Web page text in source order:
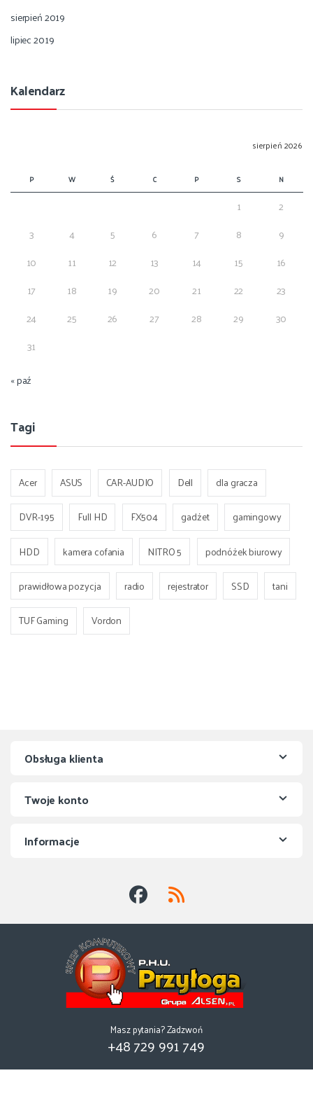
sierpień 2019
lipiec 2019
Kalendarz
sierpień 2026
P W Ś C P S N
1
2
3
4 5 6 7 8
9
10
11 12 13 14 15
16
17
18 19 20 21 22
23
24
25 26 27 28 29
30
31
« paź
Tagi
Acer ASUS CAR-AUDIO Dell
dla gracza
DVR-195
Full HD FX504 gadżet
gamingowy
HDD
kamera cofania NITRO 5
podnóżek biurowy
prawidłowa pozycja
radio rejestrator SSD
tani
TUF Gaming
Vordon
Obsługa klienta
Twoje konto
Informacje
Masz pytania? Zadzwoń
+48 729 991 749